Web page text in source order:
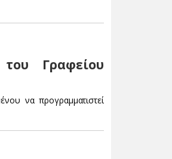
Γραφείου
να προγραμματιστεί